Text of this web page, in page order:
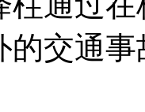
的交通